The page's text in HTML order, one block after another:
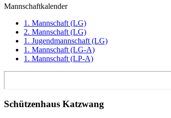
Mannschaftkalender
1. Mannschaft (LG)
2. Mannschaft (LG)
1. Jugendmannschaft (LG)
1. Mannschaft (LG-A)
1. Mannschaft (LP-A)
Schützenhaus Katzwang